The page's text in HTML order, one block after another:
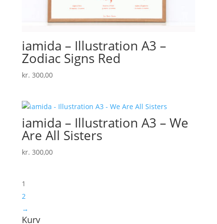
iamida – Illustration A3 –
Zodiac Signs Red
kr. 300,00
iamida – Illustration A3 – We
Are All Sisters
kr. 300,00
1
2
→
Kurv